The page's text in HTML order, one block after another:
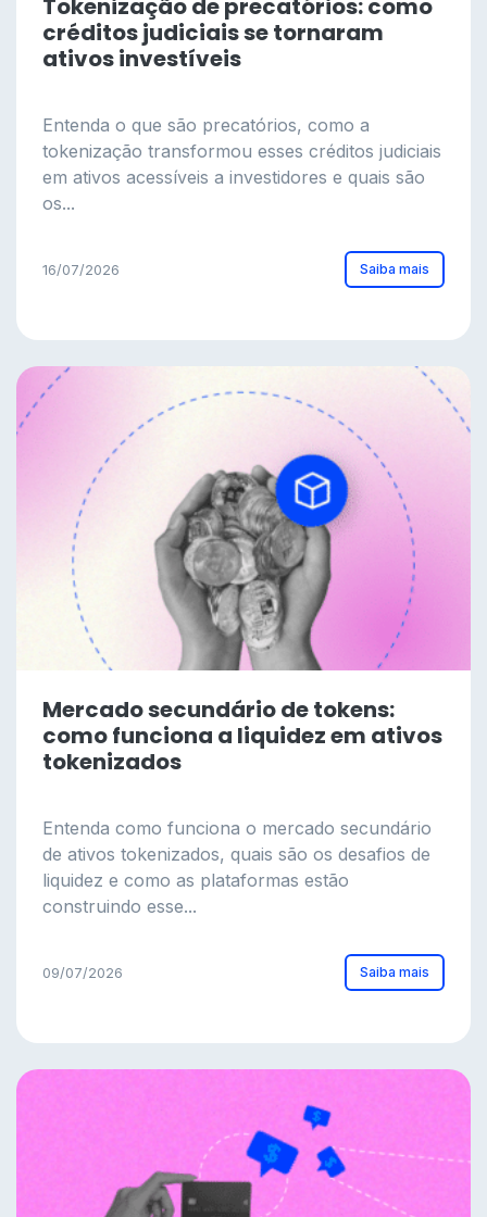
Tokenização de precatórios: como
créditos judiciais se tornaram
ativos investíveis
Entenda o que são precatórios, como a
tokenização transformou esses créditos judiciais
em ativos acessíveis a investidores e quais são
os...
16/07/2026 Saiba mais
Mercado secundário de tokens:
como funciona a liquidez em ativos
tokenizados
Entenda como funciona o mercado secundário
de ativos tokenizados, quais são os desafios de
liquidez e como as plataformas estão
construindo esse...
09/07/2026 Saiba mais